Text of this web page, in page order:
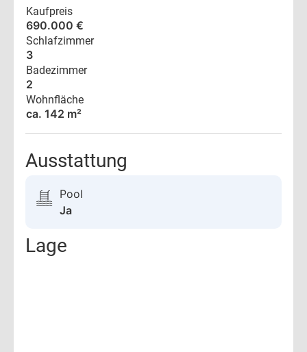
Kaufpreis
690.000 €
Schlafzimmer
3
Badezimmer
2
Wohnfläche
ca. 142 m²
Ausstattung
Pool
Ja
Lage